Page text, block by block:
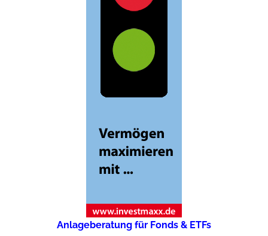
Anlageberatung für Fonds & ETFs